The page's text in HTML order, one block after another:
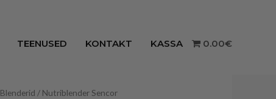
TEENUSED KONTAKT KASSA 0.00€
Blenderid / Nutriblender Sencor